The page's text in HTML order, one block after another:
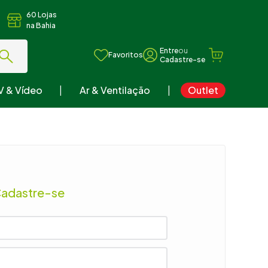
60 Lojas
na Bahia
Favoritos
ou
& Vídeo Ar & Ventilação Outlet
se